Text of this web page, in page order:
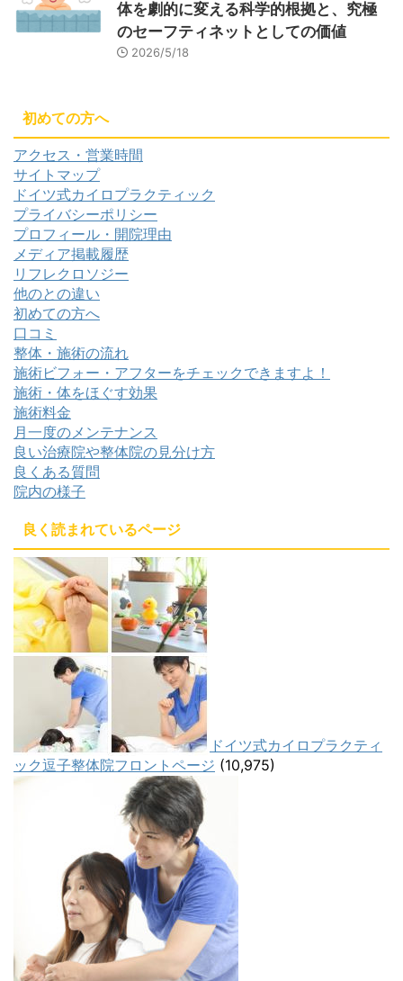
体を劇的に変える科学的根拠と、究極
のセーフティネットとしての価値
2026/5/18
初めての方へ
アクセス・営業時間
サイトマップ
ドイツ式カイロプラクティック
プライバシーポリシー
プロフィール・開院理由
メディア掲載履歴
リフレクロソジー
他のとの違い
初めての方へ
口コミ
整体・施術の流れ
施術ビフォー・アフターをチェックできますよ！
施術・体をほぐす効果
施術料金
月一度のメンテナンス
良い治療院や整体院の見分け方
良くある質問
院内の様子
良く読まれているページ
ドイツ式カイロプラクティ
ック逗子整体院フロントページ (10,975)